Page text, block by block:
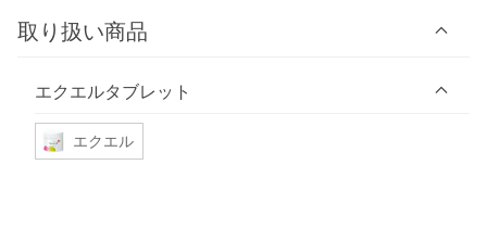
取り扱い商品
エクエルタブレット
エクエル